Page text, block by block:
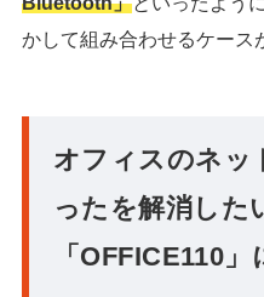
かして組み合わせるケース
オフィスのネッ
ったを解消した
「OFFICE110」